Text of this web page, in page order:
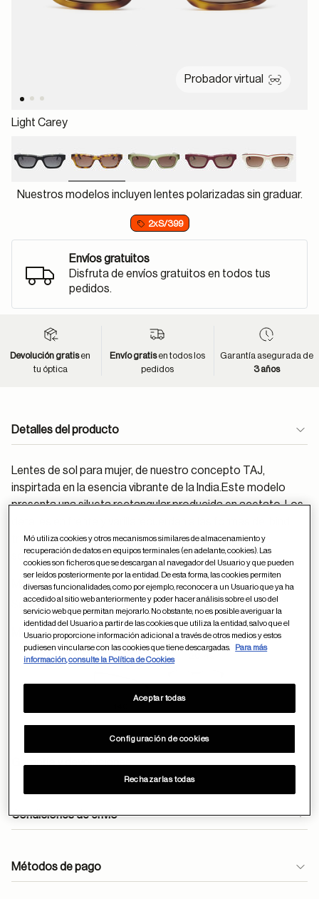
Probador virtual
Light Carey
selected
Nuestros modelos incluyen lentes polarizadas sin graduar.
2xS/399
Envíos gratuitos
Disfruta de envíos gratuitos en todos tus
pedidos.
Devolución gratisen
tu óptica
Envío gratisen todos los
pedidos
Garantía asegurada de
3 años
Detalles del producto
Lentes de sol para mujer, de nuestro concepto TAJ,
inspirtada en la esencia vibrante de la India.Este modelo
presenta una silueta rectangular producida en acetato. Los
tradicional de Asia aportando elegancia y
sofisticación.Incluye lentes polarizadas.
Material:Acetato
Sigue estosconsejospara el cuidado de las gafas
Medidas (milímetros):
Garantía y devoluciones
Condiciones de envío
En óptica, las lentes monofocales antirreflejantes se
Métodos de pago
Mó utiliza cookies y otros mecanismos similares de almacenamiento y
recuperación de datos en equipos terminales (en adelante, cookies). Las
cookies son ficheros que se descargan al navegador del Usuario y que pueden
ser leídos posteriormente por la entidad. De esta forma, las cookies permiten
diversas funcionalidades, como por ejemplo, reconocer a un Usuario que ya ha
accedido al sitio web anteriormente y poder hacer análisis sobre el uso del
servicio web que permitan mejorarlo. No obstante, no es posible averiguar la
identidad del Usuario a partir de las cookies que utiliza la entidad, salvo que el
Usuario proporcione información adicional a través de otros medios y estos
pudiesen vincularse con las cookies que tiene descargadas.
Para más
información, consulte la Política de Cookies
Configuración de cookies
Rechazarlas todas
Aceptar todas